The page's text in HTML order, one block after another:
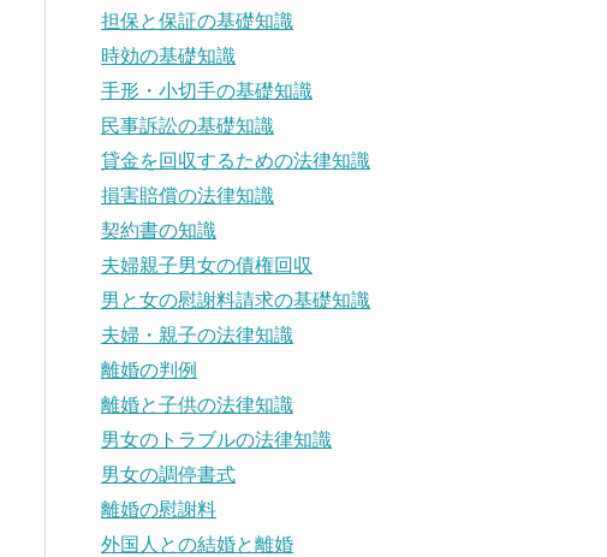
担保と保証の基礎知識
時効の基礎知識
手形・小切手の基礎知識
民事訴訟の基礎知識
貸金を回収するための法律知識
損害賠償の法律知識
契約書の知識
夫婦親子男女の債権回収
男と女の慰謝料請求の基礎知識
夫婦・親子の法律知識
離婚の判例
離婚と子供の法律知識
男女のトラブルの法律知識
男女の調停書式
離婚の慰謝料
外国人との結婚と離婚